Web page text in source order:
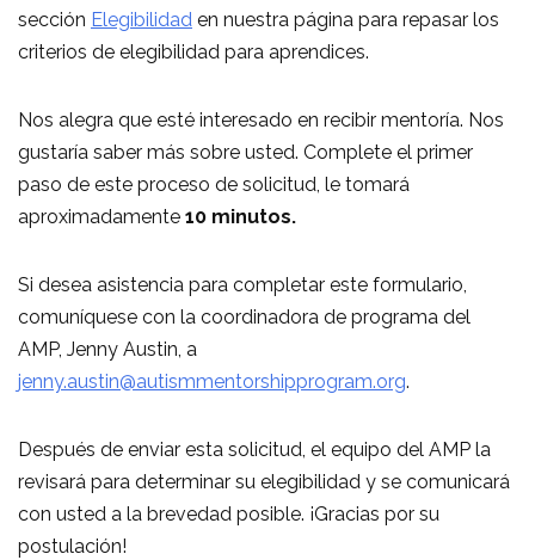
sección Elegibilidad en nuestra página para repasar los
criterios de elegibilidad para aprendices.
Nos alegra que esté interesado en recibir mentoría. Nos
gustaría saber más sobre usted. Complete el primer
paso de este proceso de solicitud, le tomará
aproximadamente 10 minutos.
Si desea asistencia para completar este formulario,
comuníquese con la coordinadora de programa del
AMP, Jenny Austin, a
jenny.austin@autismmentorshipprogram.org.
Después de enviar esta solicitud, el equipo del AMP la
revisará para determinar su elegibilidad y se comunicará
con usted a la brevedad posible. ¡Gracias por su
postulación!